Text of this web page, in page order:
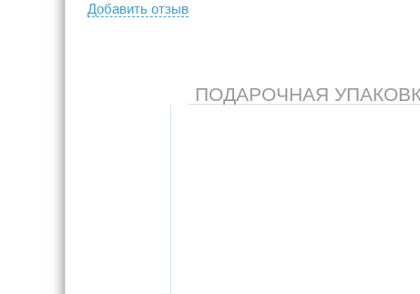
Добавить отзыв
ПОДАРОЧНАЯ